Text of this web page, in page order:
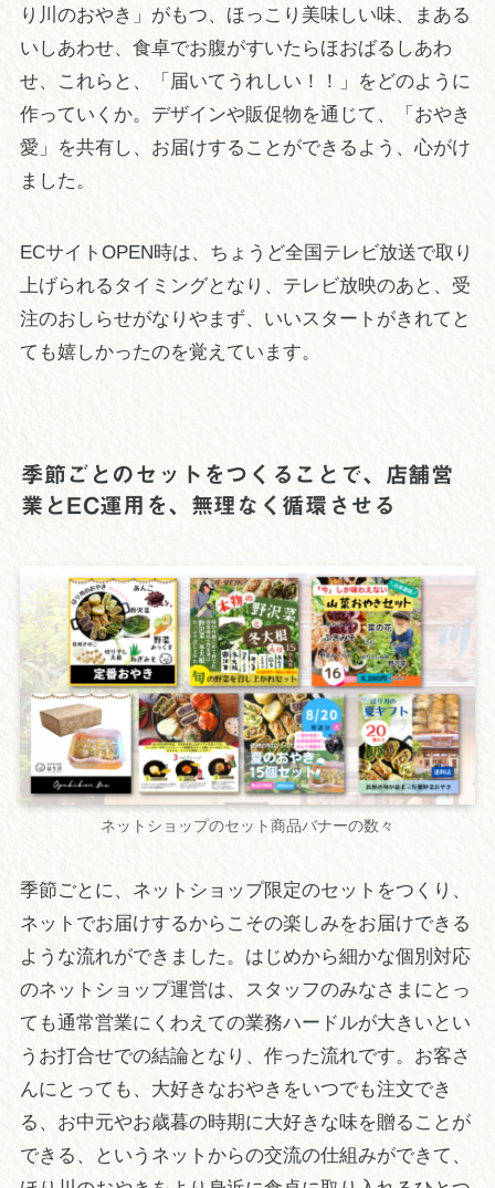
り川のおやき」がもつ、ほっこり美味しい味、まある
いしあわせ、食卓でお腹がすいたらほおばるしあわ
せ、これらと、「届いてうれしい！！」をどのように
作っていくか。デザインや販促物を通じて、「おやき
愛」を共有し、お届けすることができるよう、心がけ
ました。
ECサイトOPEN時は、ちょうど全国テレビ放送で取り
上げられるタイミングとなり、テレビ放映のあと、受
注のおしらせがなりやまず、いいスタートがきれてと
ても嬉しかったのを覚えています。
季節ごとのセットをつくることで、店舗営
業とEC運用を、無理なく循環させる
ネットショップのセット商品バナーの数々
季節ごとに、ネットショップ限定のセットをつくり、
ネットでお届けするからこその楽しみをお届けできる
ような流れができました。はじめから細かな個別対応
のネットショップ運営は、スタッフのみなさまにとっ
ても通常営業にくわえての業務ハードルが大きいとい
うお打合せでの結論となり、作った流れです。お客さ
んにとっても、大好きなおやきをいつでも注文でき
る、お中元やお歳暮の時期に大好きな味を贈ることが
できる、というネットからの交流の仕組みができて、